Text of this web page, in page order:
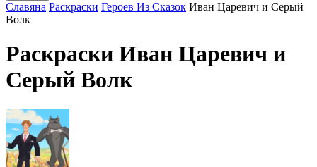
Славяна Раскраски Героев Из Сказок Иван Царевич и Серый
Волк
Раскраски Иван Царевич и
Серый Волк